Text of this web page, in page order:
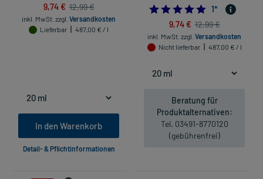
9,74 € 12,99 €
inkl. MwSt. zzgl. Versandkosten
Lieferbar
487,00 € / l
In den Warenkorb
Detail- & Pflichtinformationen
5.0
1*
9,74 € 12,99 €
inkl. MwSt. zzgl. Versandkosten
Nicht lieferbar
487,00 € / l
Beratung für
Produktalternativen:
Tel. 03491-8770120
(gebührenfrei)